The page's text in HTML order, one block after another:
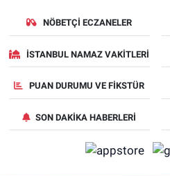
NÖBETÇI ECZANELER
İSTANBUL NAMAZ VAKITLERI
PUAN DURUMU VE FIKSTÜR
SON DAKIKA HABERLERI